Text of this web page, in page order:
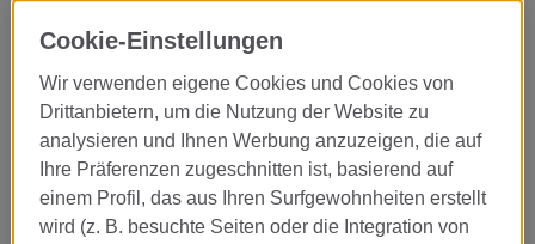
Cookie-Einstellungen
Wir verwenden eigene Cookies und Cookies von
Drittanbietern, um die Nutzung der Website zu
analysieren und Ihnen Werbung anzuzeigen, die auf
Ihre Präferenzen zugeschnitten ist, basierend auf
einem Profil, das aus Ihren Surfgewohnheiten erstellt
wird (z. B. besuchte Seiten oder die Integration von